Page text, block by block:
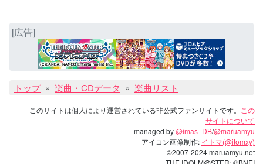
[広告]
トップ 楽曲・CDデータ 楽曲リスト
このサイトは個人により運営されている非公式ファンサイトです。
この
サイトについて
managed by@imas_DB/@maruamyu
アイコン画像制作: イトマ(@itomxy)
©2007-2024 maruamyu.net